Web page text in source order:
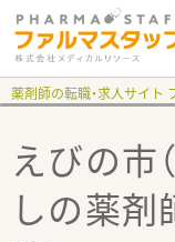
薬剤師の転職・求人サイト
えびの市
しの薬剤